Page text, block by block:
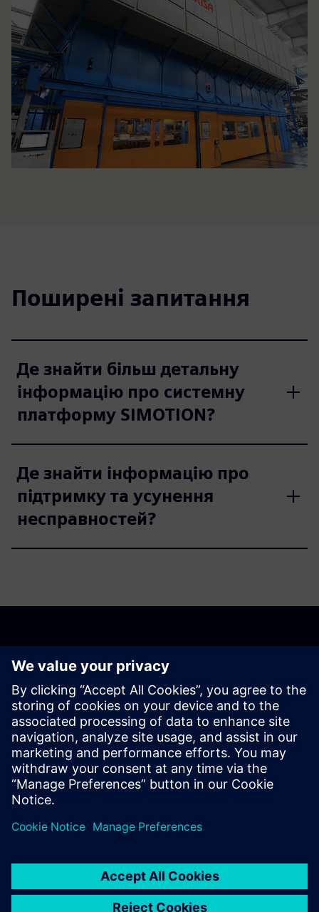
Поширені запитання
Де знайти більш детальну
інформацію про системну
платформу SIMOTION?
Де знайти інформацію про
підтримку та усунення
несправностей?
Відкрийте для себе
можливості
Зв'яжіться з нами